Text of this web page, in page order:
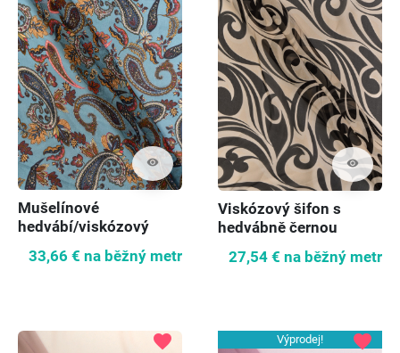
visibility
Mušelínové
hedvábí/viskózový
33,66 € na běžný metr
visibility
Viskózový šifon s
hedvábně černou
27,54 € na běžný metr
favorite
Výprodej!
favorite